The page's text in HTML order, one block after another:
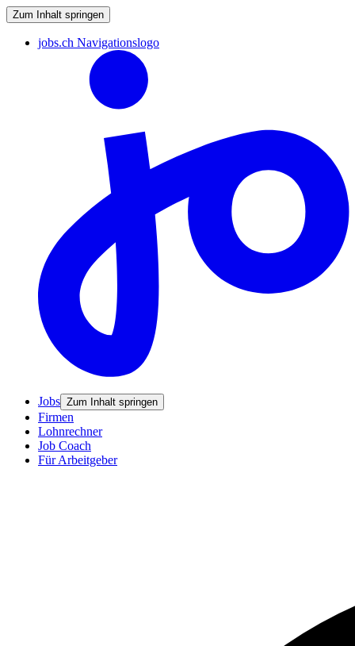
Zum Inhalt springen
jobs.ch Navigationslogo
Jobs Zum Inhalt springen
Firmen
Lohnrechner
Job Coach
Für Arbeitgeber